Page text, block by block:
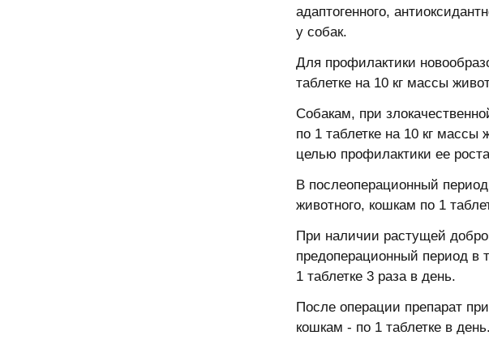
адаптогенного,
у собак.
Для профилактики
таблетке на 10 кг массы
Собакам, при
по 1 таблетке на 10 кг массы
целью профилактики ее
В послеоперационный
животного, кошкам по 1
При наличии растущей
предоперационный период в
1 таблетке 3 раза в день.
После операции препарат
кошкам - по 1 таблетке в день.